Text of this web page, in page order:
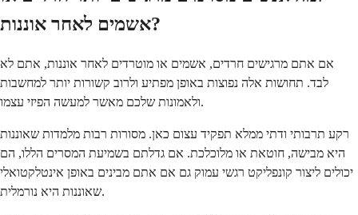
אשמים לאחר אוננות?
אם אתם מרגישים חרדים, אשמים או מוטרדים לאחר אוננות, אתם לא
לבד. תחושות אלה נפוצות באופן מפתיע ולרוב קשורות יותר למחשבות
ולאמונות שלכם מאשר למעשה הפיזי עצמו.
רקע תרבותי ודתי ממלא תפקיד עצום כאן. מסורות רבות מלמדות שאוננות
היא מבישה, חוטאת או מלוכלכת. אם גדלתם בשמיעת המסרים הללו, הם
יכולים ליצור קונפליקט רגשי עמוק גם אם אתם מבינים באופן אינטלקטואלי
שאוננות היא נורמלית.